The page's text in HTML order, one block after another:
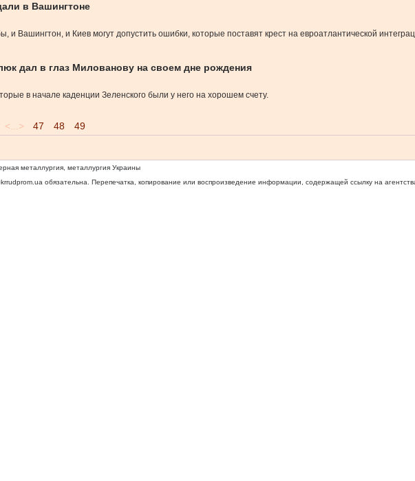
в Вашингтоне
Вашингтон, и Киев могут допустить ошибки, которые поставят крест на евроатлантической
дал в глаз Милованову на своем дне рождения
в начале каденции Зеленского были у него на хорошем счету.
<...> 47 48 49
металлургия, металлургия Украины
обязательна. Перепечатка, копирование или воспроизведение информации, содержащей ссылку на